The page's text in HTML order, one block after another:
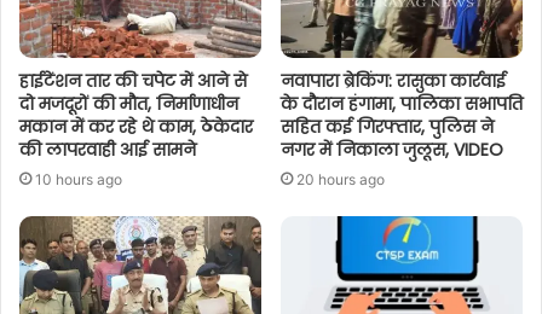
हाईटेंशन तार की चपेट में आने से
दो मजदूरों की मौत, निर्माणाधीन
मकान में कर रहे थे काम, ठेकेदार
की लापरवाही आई सामने
10 hours ago
नवापारा ब्रेकिंग: रासुका कार्रवाई
के दौरान हंगामा, पालिका सभापति
सहित कई गिरफ्तार, पुलिस ने
नगर में निकाला जुलूस, VIDEO
20 hours ago